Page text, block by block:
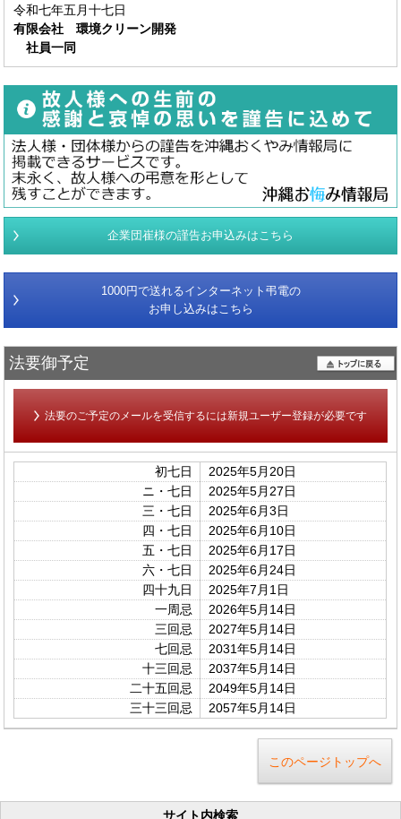
令和七年五月十七日
有限会社 環境クリーン開発
社員一同
企業団崔様の謹告お申込みはこちら
1000円で送れるインターネット弔電の
お申し込みはこちら
法要御予定
法要のご予定のメールを受信するには新規ユーザー登録が必要です
初七日
2025年5月20日
ニ・七日
2025年5月27日
三・七日
2025年6月3日
四・七日
2025年6月10日
五・七日
2025年6月17日
六・七日
2025年6月24日
四十九日
2025年7月1日
一周忌
2026年5月14日
三回忌
2027年5月14日
七回忌
2031年5月14日
十三回忌
2037年5月14日
二十五回忌
2049年5月14日
三十三回忌
2057年5月14日
このページトップへ
サイト内検索